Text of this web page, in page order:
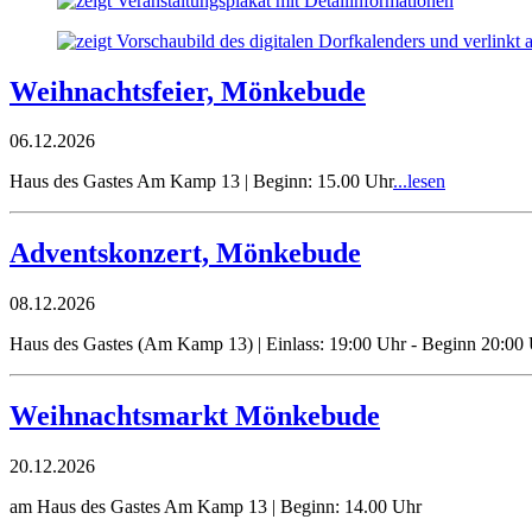
Weihnachtsfeier, Mönkebude
06.12.2026
Haus des Gastes Am Kamp 13 | Beginn: 15.00 Uhr...lesen
Adventskonzert, Mönkebude
08.12.2026
Haus des Gastes (Am Kamp 13) | Einlass: 19:00 Uhr - Beginn 20:00
Weihnachtsmarkt Mönkebude
20.12.2026
am Haus des Gastes Am Kamp 13 | Beginn: 14.00 Uhr